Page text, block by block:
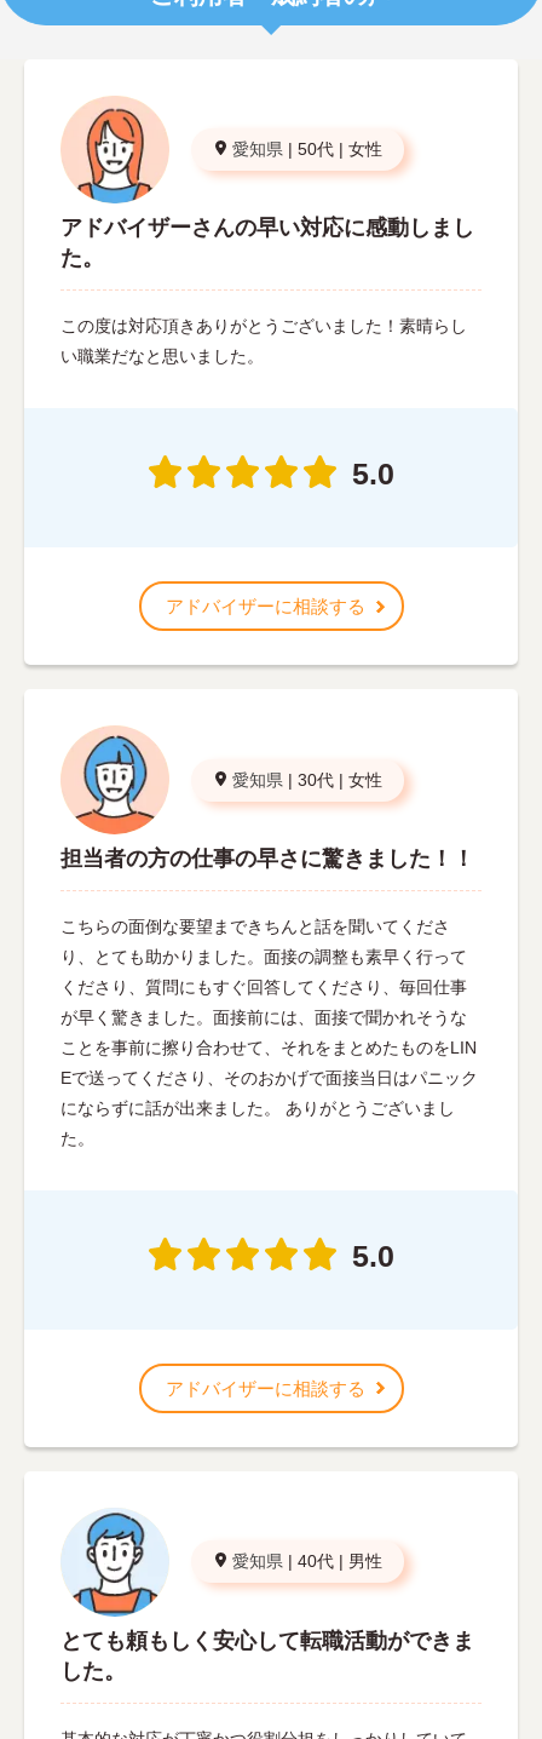
愛知県 | 50代 | 女性
アドバイザーさんの早い対応に感動しまし
た。
この度は対応頂きありがとうございました！素晴らし
い職業だなと思いました。
5.0
アドバイザーに相談する
愛知県 | 30代 | 女性
担当者の方の仕事の早さに驚きました！！
こちらの面倒な要望まできちんと話を聞いてくださ
り、とても助かりました。面接の調整も素早く行って
くださり、質問にもすぐ回答してくださり、毎回仕事
が早く驚きました。面接前には、面接で聞かれそうな
ことを事前に擦り合わせて、それをまとめたものをLIN
Eで送ってくださり、そのおかげで面接当日はパニック
にならずに話が出来ました。 ありがとうございまし
た。
5.0
アドバイザーに相談する
愛知県 | 40代 | 男性
とても頼もしく安心して転職活動ができま
した。